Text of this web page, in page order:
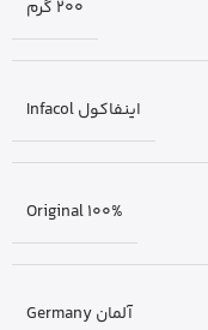
200 گرم
اینفاکول Infacol
Original 100%
آلمان Germany